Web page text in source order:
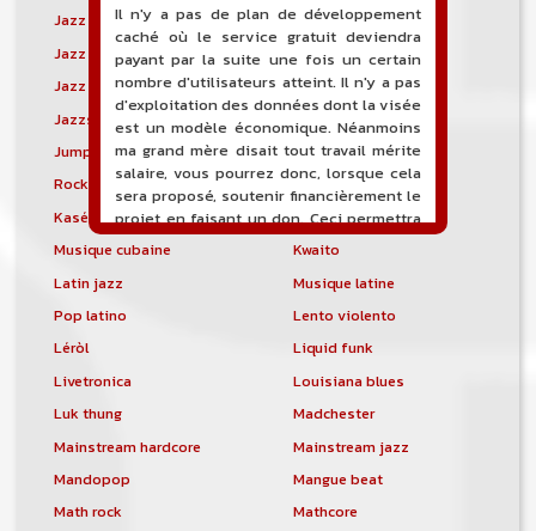
Jazz blues
Jazz modal
Jazz Nouvelle-Orléans
Jazz punk
Jazz vocal
Jazz-funk
Jazzstep
Jersey club
Jump blues
Jump-up
Rock canadien
Kansas City blues
Kasékò
Kizomba
Musique cubaine
Kwaito
Latin jazz
Musique latine
Pop latino
Lento violento
Léròl
Liquid funk
Livetronica
Louisiana blues
Luk thung
Madchester
Mainstream hardcore
Mainstream jazz
Mandopop
Mangue beat
Math rock
Mathcore
Il n'y a pas de plan de développement
caché où le service gratuit deviendra
payant par la suite une fois un certain
nombre d'utilisateurs atteint. Il n'y a pas
d'exploitation des données dont la visée
est un modèle économique. Néanmoins
ma grand mère disait tout travail mérite
salaire, vous pourrez donc, lorsque cela
sera proposé, soutenir financièrement le
projet en faisant un don. Ceci permettra
de financer l'hébergement, le nom de
de développement du site, et peut-être
une campagne de communication. Il va
comptabilité sera totalement publique
visible directement sur le site.
Un nouveau service de petites annonces
pour musicien vous est proposé sur le
site. Ce service permet, lorsque vous
êtes musiciens ou un groupe, un
orchestre, DJ, etc... de chercher un/des